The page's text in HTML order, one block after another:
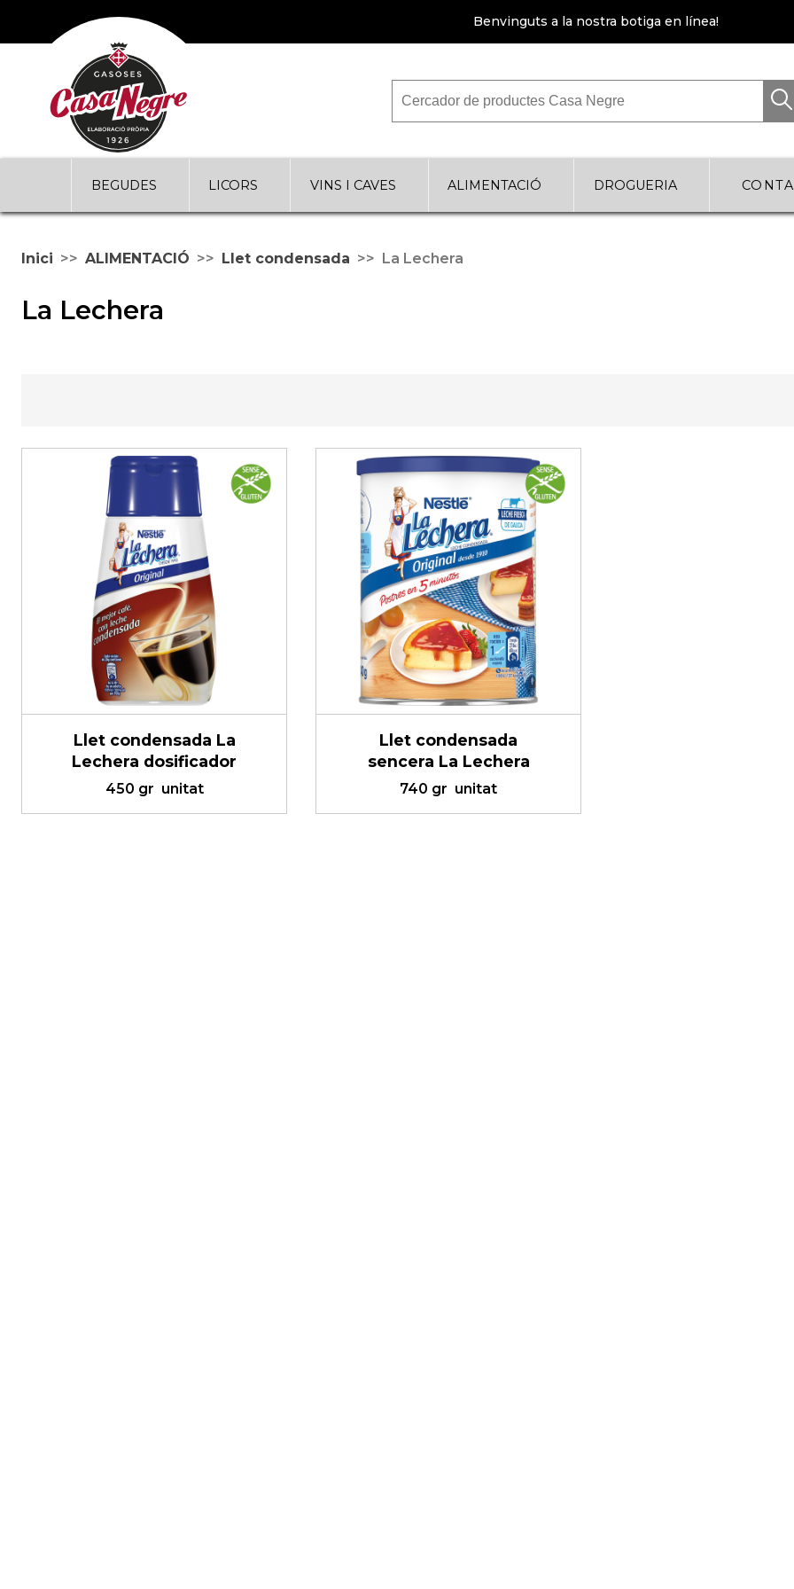
Benvinguts a la nostra botiga en línea!
BEGUDES LICORS VINS I CAVES ALIMENTACIÓ DROGUERIA
Inici ALIMENTACIÓ Llet condensada La Lechera
La Lechera
Llet condensada La
Lechera dosificador
450 gr unitat
Llet condensada
sencera La Lechera
740 gr unitat